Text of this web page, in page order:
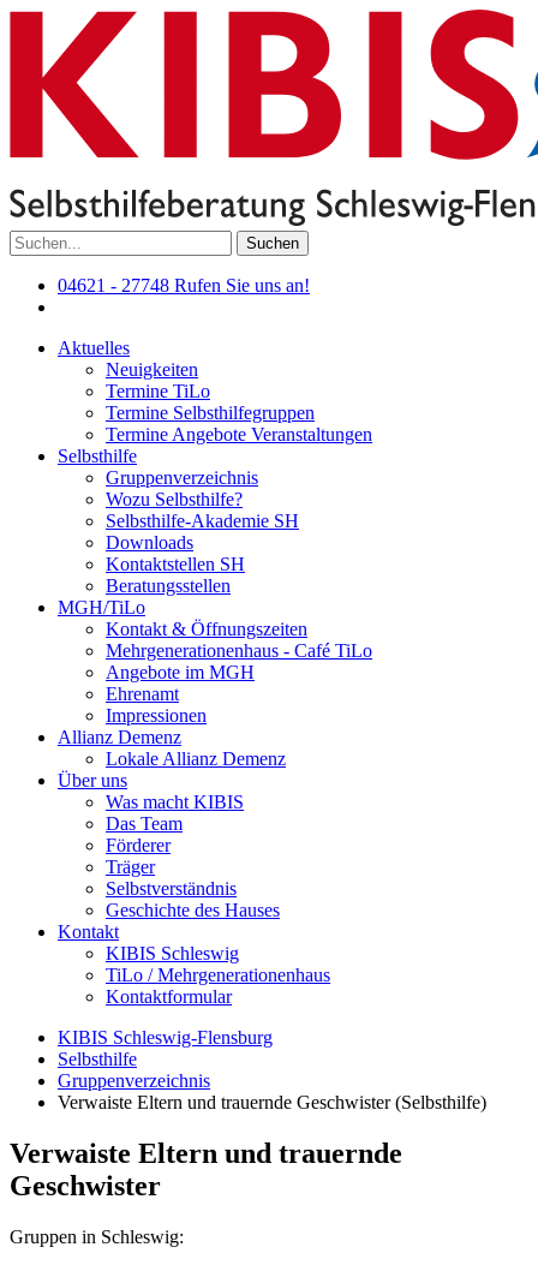
Suchen
04621 - 27748 Rufen Sie uns an!
Aktuelles
Neuigkeiten
Termine TiLo
Termine Selbsthilfegruppen
Termine Angebote Veranstaltungen
Selbsthilfe
Gruppenverzeichnis
Wozu Selbsthilfe?
Selbsthilfe-Akademie SH
Downloads
Kontaktstellen SH
Beratungsstellen
MGH/TiLo
Kontakt & Öffnungszeiten
Mehrgenerationenhaus - Café TiLo
Angebote im MGH
Ehrenamt
Impressionen
Allianz Demenz
Lokale Allianz Demenz
Über uns
Was macht KIBIS
Das Team
Förderer
Träger
Selbstverständnis
Geschichte des Hauses
Kontakt
KIBIS Schleswig
TiLo / Mehrgenerationenhaus
Kontaktformular
KIBIS Schleswig-Flensburg
Selbsthilfe
Gruppenverzeichnis
Verwaiste Eltern und trauernde Geschwister (Selbsthilfe)
Verwaiste Eltern und trauernde
Geschwister
Gruppen in Schleswig: